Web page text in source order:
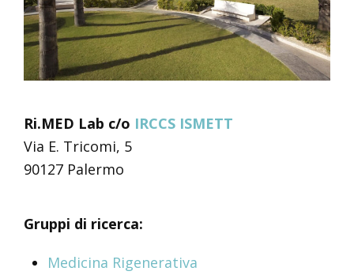
Ri.MED Lab c/o IRCCS ISMETT
Via E. Tricomi, 5
90127 Palermo
Gruppi di ricerca:
Medicina Rigenerativa